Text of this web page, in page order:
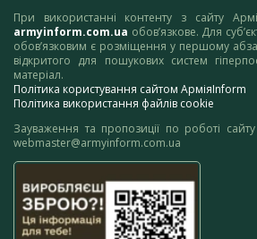
При використанні контенту з сайту
armyinform.com.ua обов’язкове. Для
обов’язковим є розміщення у першому
відкритого для пошукових систем
матеріал.
Політика користування сайтом АрміяInform
Політика використання файлів cookie
Зауваження та пропозиції по роботі
webmaster@armyinform.com.ua